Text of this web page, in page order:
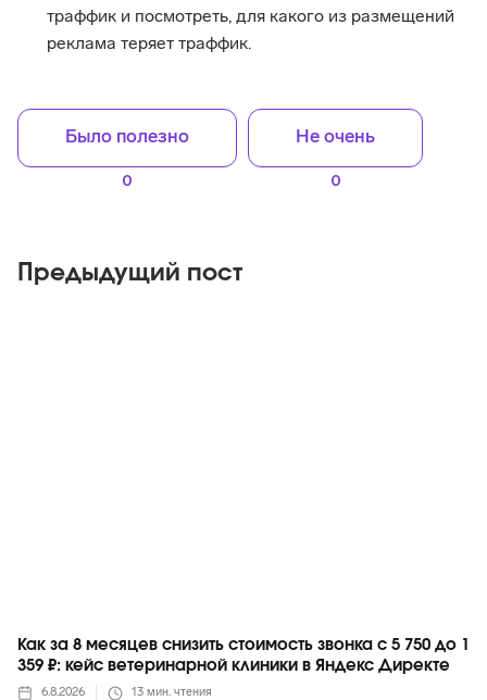
траффик и посмотреть, для какого из размещений
реклама теряет траффик.
Было полезно
0
Не очень
0
Предыдущий пост
Как за 8 месяцев снизить стоимость звонка с 5 750 до 1
359 ₽: кейс ветеринарной клиники в Яндекс Директе
6.8.2026 13 мин. чтения